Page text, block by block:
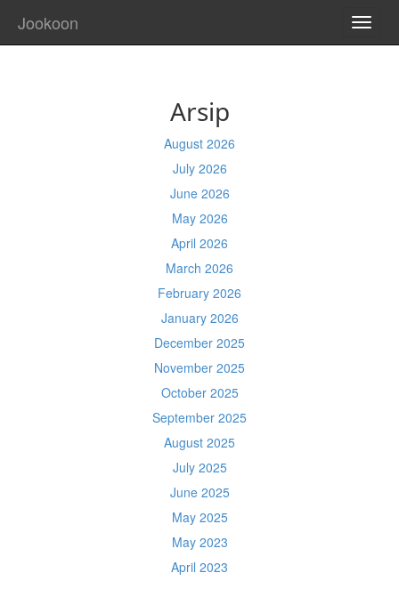
Jookoon
Arsip
August 2026
July 2026
June 2026
May 2026
April 2026
March 2026
February 2026
January 2026
December 2025
November 2025
October 2025
September 2025
August 2025
July 2025
June 2025
May 2025
May 2023
April 2023